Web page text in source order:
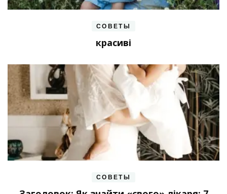
СОВЕТЫ
красиві
СОВЕТЫ